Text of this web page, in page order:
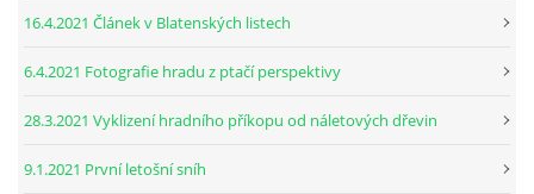
16.4.2021 Článek v Blatenských listech
6.4.2021 Fotografie hradu z ptačí perspektivy
28.3.2021 Vyklizení hradního příkopu od náletových dřevin
9.1.2021 První letošní sníh